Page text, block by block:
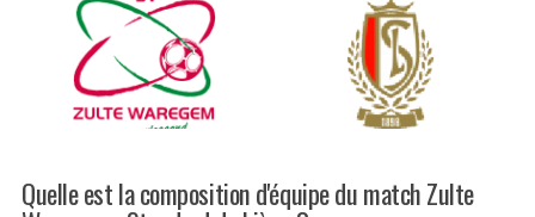
Quelle est la composition d'équipe du match Zulte